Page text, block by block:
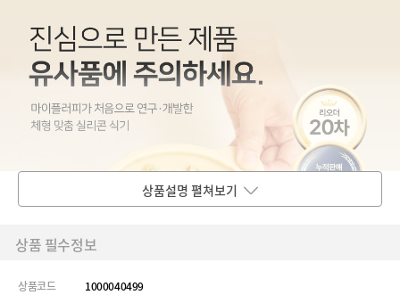
상품설명 펼쳐보기
상품 필수정보
상품코드
1000040499